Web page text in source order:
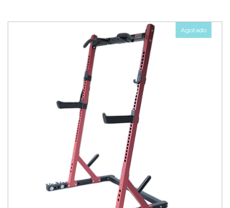
Agotado